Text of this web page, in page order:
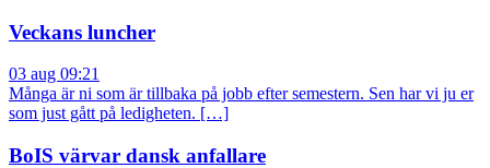
Veckans luncher
03 aug 09:21
Många är ni som är tillbaka på jobb efter semestern. Sen har vi ju er
som just gått på ledigheten. […]
BoIS värvar dansk anfallare